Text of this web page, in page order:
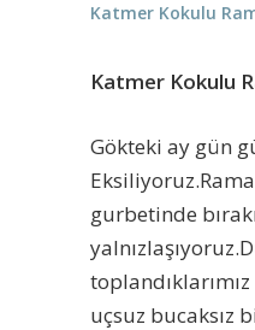
Katmer Kokulu
Katmer Kokulu
Gökteki ay gün
gurbetinde
uçsuz bucaksız